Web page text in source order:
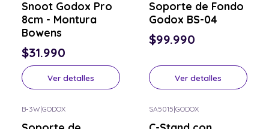
Snoot Godox Pro
8cm - Montura
Bowens
$31.990
Ver detalles
Soporte de Fondo
Godox BS-04
$99.990
Ver detalles
B-3W|GODOX SA5015|GODOX